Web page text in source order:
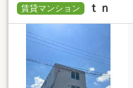
賃貸マンション ｔｎ